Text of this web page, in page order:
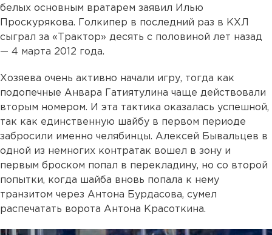
белых основным вратарем заявил Илью
Проскурякова. Голкипер в последний раз в КХЛ
сыграл за «Трактор» десять с половиной лет назад
— 4 марта 2012 года.
Хозяева очень активно начали игру, тогда как
подопечные Анвара Гатиятулина чаще действовали
вторым номером. И эта тактика оказалась успешной,
так как единственную шайбу в первом периоде
забросили именно челябинцы. Алексей Бывальцев в
одной из немногих контратак вошел в зону и
первым броском попал в перекладину, но со второй
попытки, когда шайба вновь попала к нему
транзитом через Антона Бурдасова, сумел
распечатать ворота Антона Красоткина.